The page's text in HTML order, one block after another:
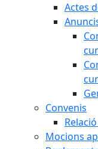
Actes
Convenis
Mocions